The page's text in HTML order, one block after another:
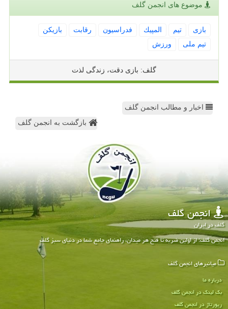
موضوع های انجمن گلف
بازی تیم المپیك فدراسیون رقابت
بازیكن
تیم ملی
ورزش
گلف: بازی دقت، زندگی لذت
اخبار و مطالب انجمن گلف
بازگشت به انجمن گلف
انجمن گلف
گلف در ایران
انجمن گلف: از اولین ضربه تا فتح هر میدان، راهنمای جامع شما در دنیای سبز گلف
میانبرهای انجمن گلف
درباره ما
بک لینک در انجمن گلف
رپورتاژ در انجمن گلف